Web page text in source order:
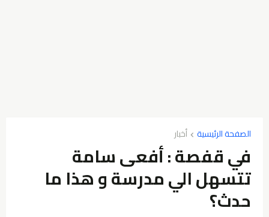
الصفحة الرئيسية أخبار
في قفصة : أفعى سامة
تتسهل الي مدرسة و هذا ما
حدث؟